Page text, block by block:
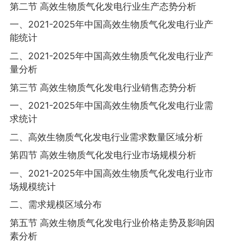
第二节 高效生物质气化发电行业生产态势分析
一、2021-2025年中国高效生物质气化发电行业产
能统计
二、2021-2025年中国高效生物质气化发电行业产
量分析
第三节 高效生物质气化发电行业销售态势分析
一、2021-2025年中国高效生物质气化发电行业需
求统计
二、高效生物质气化发电行业需求数量区域分析
第四节 高效生物质气化发电行业市场规模分析
一、2021-2025年中国高效生物质气化发电行业市
场规模统计
二、需求规模区域分布
第五节 高效生物质气化发电行业价格走势及影响因
素分析